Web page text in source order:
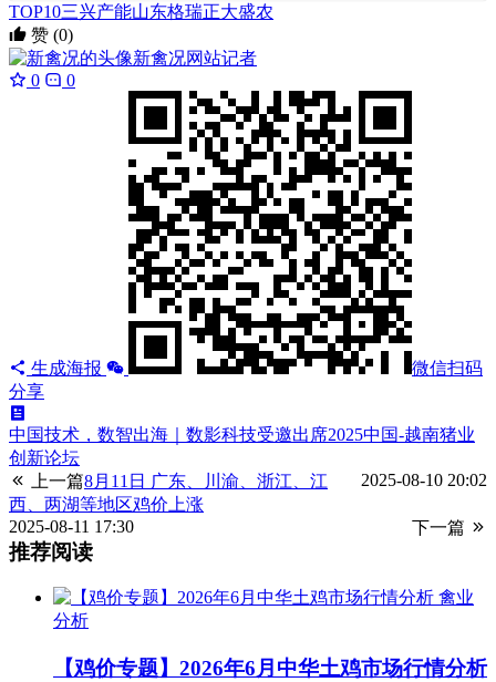
TOP10三兴产能山东格瑞正大盛农
赞 (0)
新禽况网站记者
0
0
生成海报
微信扫码
分享
中国技术，数智出海｜数影科技受邀出席2025中国-越南猪业
创新论坛
上一篇
2025-08-10 20:02
8月11日 广东、川渝、浙江、江
西、两湖等地区鸡价上涨
下一篇
2025-08-11 17:30
推荐阅读
禽业
分析
【鸡价专题】2026年6月中华土鸡市场行情分析